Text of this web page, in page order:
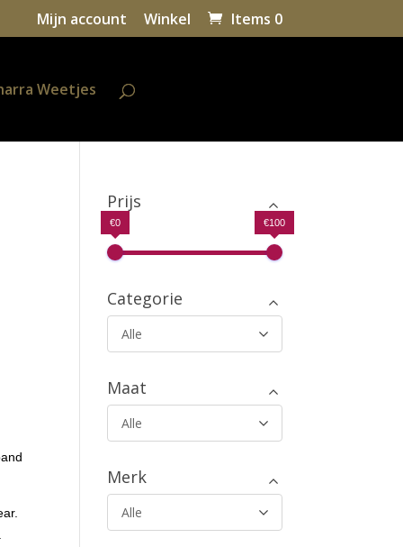
Mijn account Winkel Items 0
Weetjes
Prijs
€0 €100
Categorie
Alle
Maat
Alle
Merk
Alle